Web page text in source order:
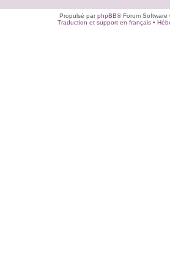
Propulsé parphpBB® Forum Software
Traduction et support en français•